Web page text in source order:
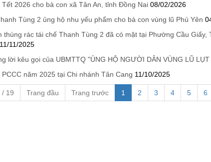
2026 cho bà con xã Tân An, tỉnh Đồng Nai 08/02/2026
Tùng 2 ủng hộ nhu yếu phẩm cho bà con vùng lũ Phú Yên
thùng rác tái chế Thanh Tùng 2 đã có mặt tại Phường Cầu
11/11/2025
lời kêu gọi của UBMTTQ "ỦNG HỘ NGƯỜI DÂN VÙNG LŨ LỤT
năm 2025 tại Chi nhánh Tân Cang 11/10/2025
/ 19 Trang đầu Trang trước 1 2 3 4 5 6